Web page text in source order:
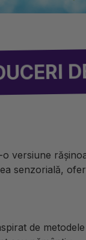
DE
versiune
senzorială,
de metodele